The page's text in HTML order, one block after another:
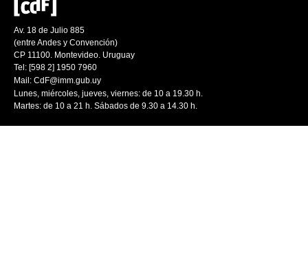
Av. 18 de Julio 885
(entre Andes y Convención)
CP 11100. Montevideo. Uruguay
Tel: [598 2] 1950 7960
Mail: CdF@imm.gub.uy
Lunes, miércoles, jueves, viernes: de 10 a 19.30 h.
Martes: de 10 a 21 h. Sábados de 9.30 a 14.30 h.